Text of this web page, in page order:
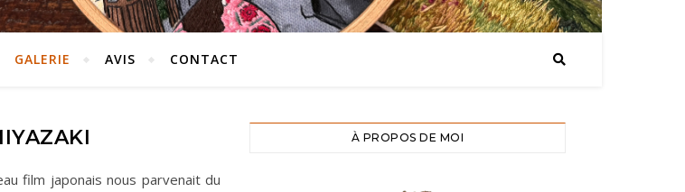
GALERIE AVIS CONTACT
film japonais nous parvenait du
À PROPOS DE MOI